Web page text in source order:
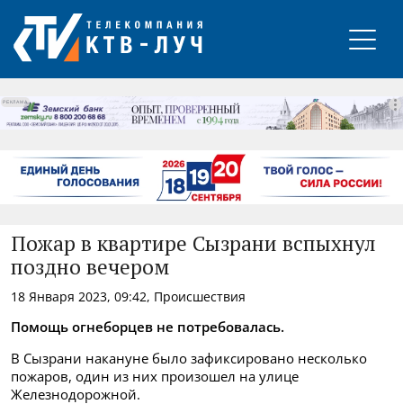
РЕКЛАМА
Пожар в квартире Сызрани вспыхнул
поздно вечером
18 Января 2023, 09:42, Происшествия
Помощь огнеборцев не потребовалась.
В Сызрани накануне было зафиксировано несколько
пожаров, один из них произошел на улице
Железнодорожной.